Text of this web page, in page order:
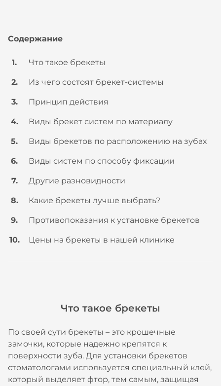
Содержание
Что такое брекеты
Из чего состоят брекет-системы
Принцип действия
Виды брекет систем по материалу
Виды брекетов по расположению на зубах
Виды систем по способу фиксации
Другие разновидности
Какие брекеты лучше выбрать?
Противопоказания к установке брекетов
Цены на брекеты в нашей клинике
Что такое брекеты
По своей сути брекеты – это крошечные
замочки, которые надежно крепятся к
поверхности зуба. Для установки брекетов
стоматологами используется специальный клей,
который выделяет фтор, тем самым, защищая